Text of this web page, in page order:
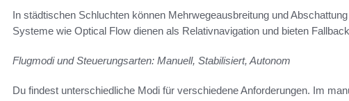
In städtischen Schluchten können Mehrwegeausbreitung und
Systeme wie Optical Flow dienen als Relativnavigation und bieten
Flugmodi und Steuerungsarten: Manuell, Stabilisiert, Autonom
Du findest unterschiedliche Modi für verschiedene Anforderungen. Im